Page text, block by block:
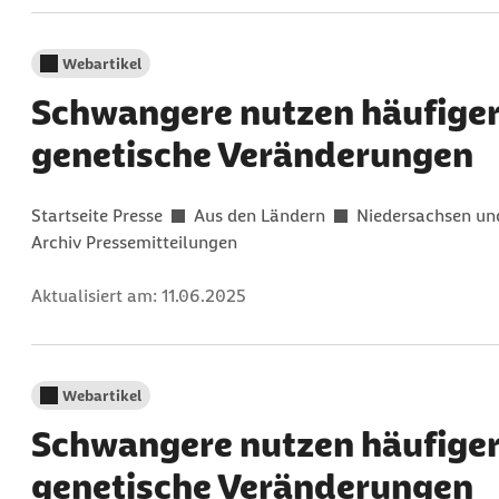
Webartikel
Schwangere nutzen
genetische Veränderungen
Gefunden in:
Startseite Presse Aus den Ländern
Niedersachsen
Archiv Pressemitteilungen
Aktualisiert am: 11.06.2025
Webartikel
Schwangere nutzen
genetische Veränderungen